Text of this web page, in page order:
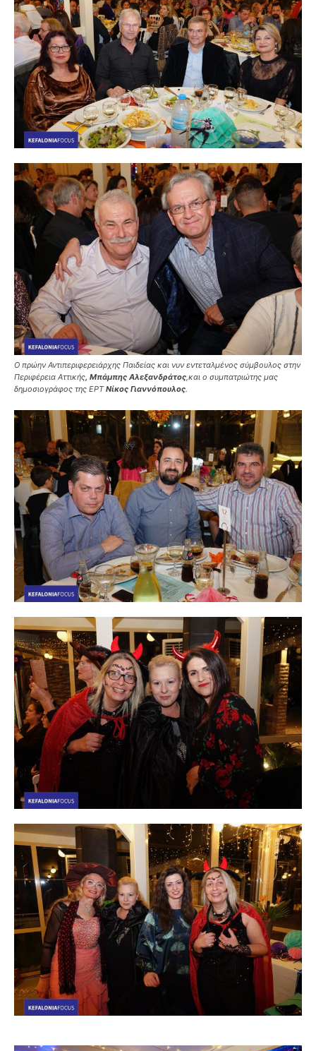
Ο πρώην Αντιπεριφερειάρχης Παιδείας και νυν εντεταλμένος σύμβουλος στην
Περιφέρεια Αττικής, Μπάμπης Αλεξανδράτος,και ο συμπατριώτης μας
δημοσιογράφος της ΕΡΤΝίκος Γιαννόπουλος.